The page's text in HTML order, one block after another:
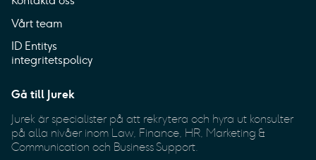
Vårt team
ID Entitys
integritetspolicy
Gå till Jurek
Jurek är specialister på att rekrytera och hyra ut konsulter
på alla nivåer inom Law, Finance, HR, Marketing &
Communication och Business Support.